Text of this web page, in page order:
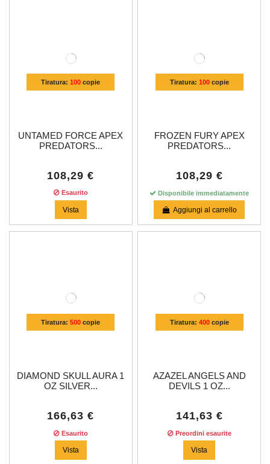
Tiratura:100 copie
UNTAMED FORCE APEX
PREDATORS...
108,29 €
Esaurito
Vista
Tiratura: 100copie
FROZEN FURY APEX
PREDATORS...
108,29 €
Disponibile immediatamente
Aggiungi al carrello
Tiratura:500 copie
DIAMOND SKULL AURA 1
OZ SILVER...
166,63 €
Esaurito
Vista
Tiratura: 400copie
AZAZEL ANGELS AND
DEVILS 1 OZ...
141,63 €
Preordini esaurite
Vista